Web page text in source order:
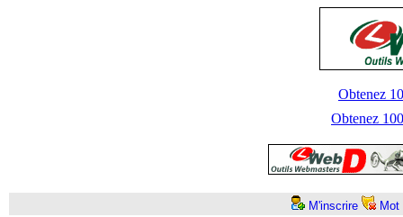
Obtenez
Obtenez
M'inscrire Mot